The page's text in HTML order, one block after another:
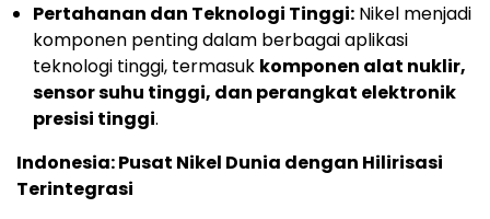
Pertahanan dan Teknologi Tinggi: Nikel menjadi
komponen penting dalam berbagai aplikasi
teknologi tinggi, termasuk komponen alat nuklir,
sensor suhu tinggi, dan perangkat elektronik
presisi tinggi.
Indonesia: Pusat Nikel Dunia dengan Hilirisasi
Terintegrasi